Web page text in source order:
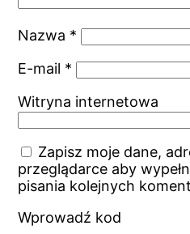
Nazwa *
E-mail *
Witryna internetowa
Zapisz moje dane,
przeglądarce aby
pisania kolejnych
Wprowadź kod